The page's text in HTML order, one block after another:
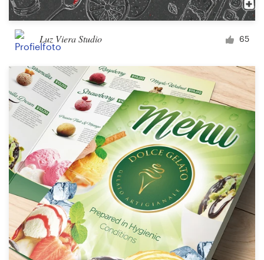
Luz Viera Studio 65
Klantenservice
+49 30 568 377 84
Helpcentrum
Bronnen
Prijzen
Word een designer
Blog